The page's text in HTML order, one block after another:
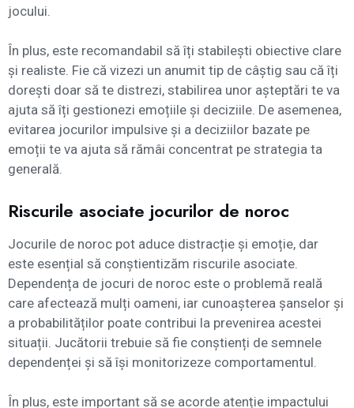
jocului.
În plus, este recomandabil să îți stabilești obiective clare
și realiste. Fie că vizezi un anumit tip de câștig sau că îți
dorești doar să te distrezi, stabilirea unor așteptări te va
ajuta să îți gestionezi emoțiile și deciziile. De asemenea,
evitarea jocurilor impulsive și a deciziilor bazate pe
emoții te va ajuta să rămâi concentrat pe strategia ta
generală.
Riscurile asociate jocurilor de noroc
Jocurile de noroc pot aduce distracție și emoție, dar
este esențial să conștientizăm riscurile asociate.
Dependența de jocuri de noroc este o problemă reală
care afectează mulți oameni, iar cunoașterea șanselor și
a probabilităților poate contribui la prevenirea acestei
situații. Jucătorii trebuie să fie conștienți de semnele
dependenței și să își monitorizeze comportamentul.
În plus, este important să se acorde atenție impactului